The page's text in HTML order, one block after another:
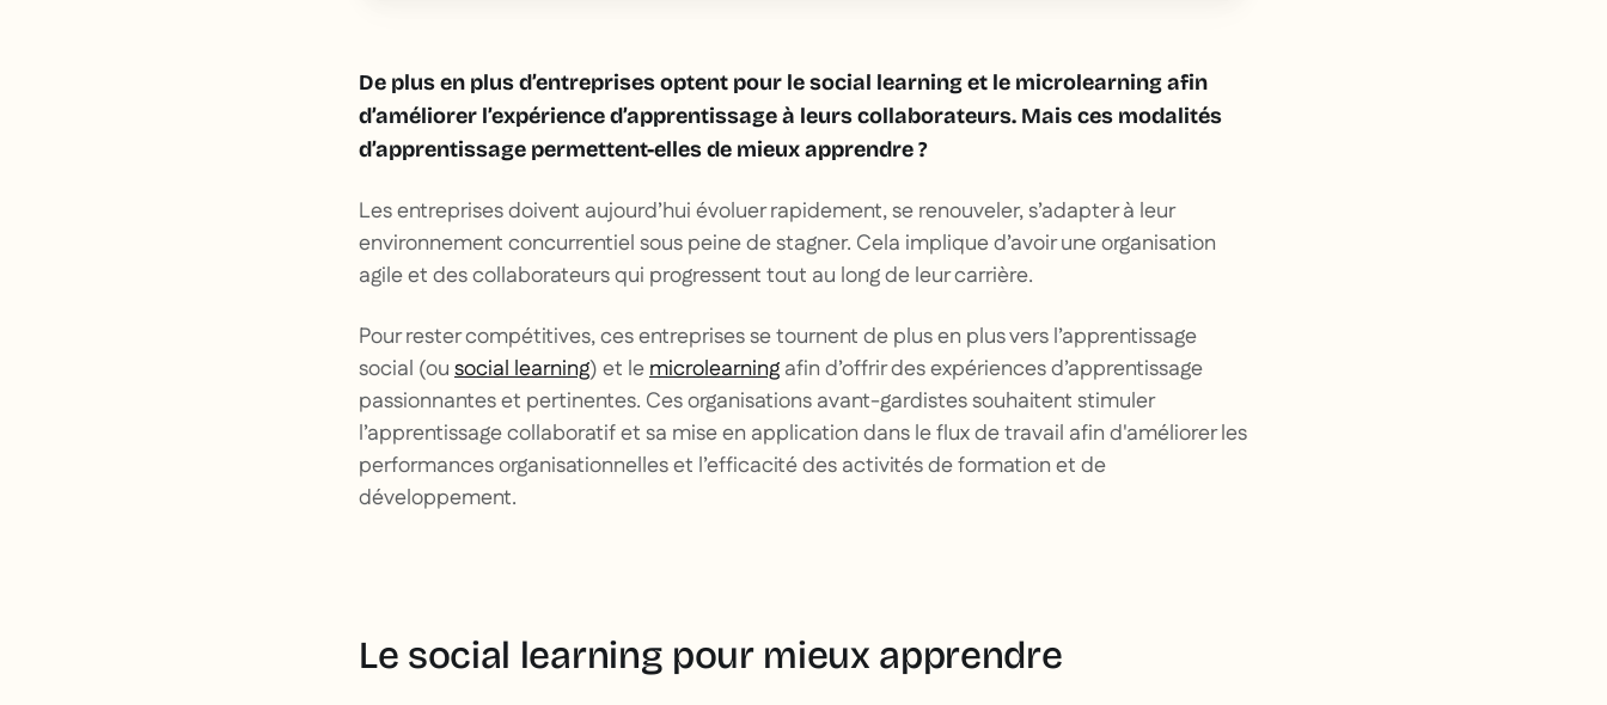
De plus en plus d’entreprises optent pour le social learning et le microlearning afin
d’améliorer l’expérience d’apprentissage à leurs collaborateurs. Mais ces modalités
d’apprentissage permettent-elles de mieux apprendre ?
Les entreprises doivent aujourd’hui évoluer rapidement, se renouveler, s’adapter à leur
environnement concurrentiel sous peine de stagner. Cela implique d’avoir une organisation
agile et des collaborateurs qui progressent tout au long de leur carrière.
Pour rester compétitives, ces entreprises se tournent de plus en plus vers l’apprentissage
social (ousocial learning) et lemicrolearningafin d’offrir des expériences d’apprentissage
passionnantes et pertinentes. Ces organisations avant-gardistes souhaitent stimuler
l’apprentissage collaboratif et sa mise en application dans le flux de travail afin d'améliorer les
performances organisationnelles et l’efficacité des activités de formation et de
développement.
Le social learning pour mieux apprendre